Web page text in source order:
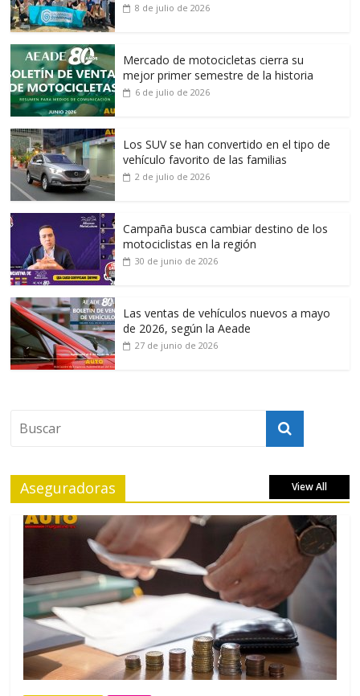
8 de julio de 2026
Mercado de motocicletas cierra su
mejor primer semestre de la historia
6 de julio de 2026
Los SUV se han convertido en el tipo de
vehículo favorito de las familias
2 de julio de 2026
Campaña busca cambiar destino de los
motociclistas en la región
30 de junio de 2026
Las ventas de vehículos nuevos a mayo
de 2026, según la Aeade
27 de junio de 2026
Aseguradoras View All